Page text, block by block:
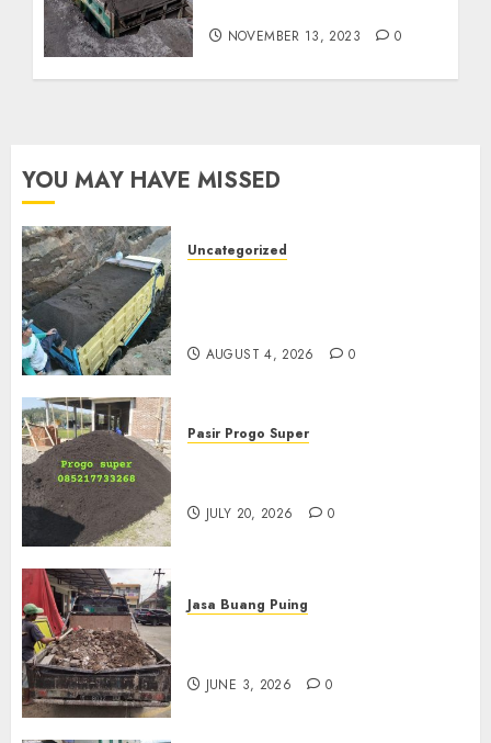
NOVEMBER 13, 2023 0
YOU MAY HAVE MISSED
Uncategorized
AUGUST 4, 2026 0
Pasir Progo Super
JULY 20, 2026 0
Jasa Buang Puing
JUNE 3, 2026 0